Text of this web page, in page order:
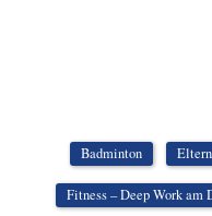
Badminton
Fitness – Deep Work am